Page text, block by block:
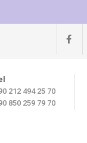
212 494 25 70
850 259 79 70